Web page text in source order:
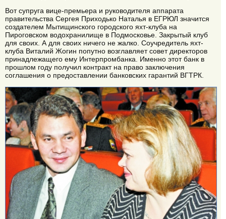
Вот супруга вице-премьера и руководителя аппарата
правительства Сергея Приходько Наталья в ЕГРЮЛ значится
создателем Мытищинского городского яхт-клуба на
Пироговском водохранилище в Подмосковье. Закрытый клуб
для своих. А для своих ничего не жалко. Соучредитель яхт-
клуба Виталий Жогин попутно возглавляет совет директоров
принадлежащего ему Интерпромбанка. Именно этот банк в
прошлом году получил контракт на право заключения
соглашения о предоставлении банковских гарантий ВГТРК.